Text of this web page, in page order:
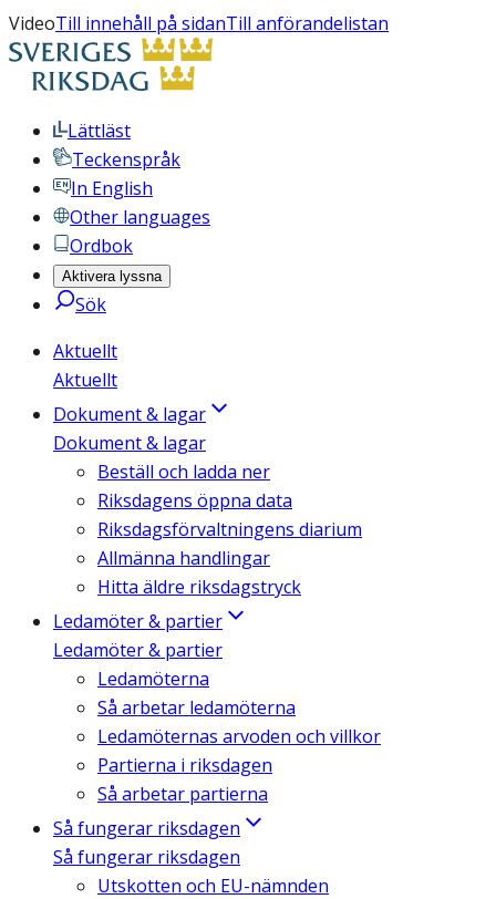
VideoTill innehåll på sidanTill anförandelistan
Lättläst
Teckenspråk
In English
Other languages
Ordbok
Aktivera lyssna
Sök
Aktuellt
Aktuellt
Dokument & lagar
Dokument & lagar
Beställ och ladda ner
Riksdagens öppna data
Riksdagsförvaltningens diarium
Allmänna handlingar
Hitta äldre riksdagstryck
Ledamöter & partier
Ledamöter & partier
Ledamöterna
Så arbetar ledamöterna
Ledamöternas arvoden och villkor
Partierna i riksdagen
Så arbetar partierna
Så fungerar riksdagen
Så fungerar riksdagen
Utskotten och EU-nämnden